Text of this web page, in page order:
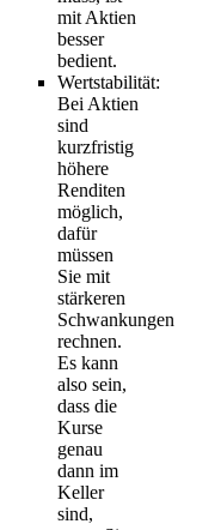
mit Aktien
besser
bedient.
Wertstabilität:
Bei Aktien
sind
kurzfristig
höhere
Renditen
möglich,
dafür
müssen
Sie mit
stärkeren
Schwankungen
rechnen.
Es kann
also sein,
dass die
Kurse
genau
dann im
Keller
sind,